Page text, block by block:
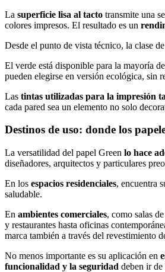
La superficie lisa al tacto transmite una
colores impresos. El resultado es un
Desde el punto de vista técnico, la clase
El verde está disponible para la mayoría
pueden elegirse en versión ecológica, sin
Las tintas utilizadas para la impresión
cada pared sea un elemento no solo
Destinos de uso: donde los
La versatilidad del papel Green lo hace
diseñadores, arquitectos y particulares
En los espacios residenciales, encuentra
saludable.
En ambientes comerciales, como salas
y restaurantes hasta oficinas
marca también a través del revestimiento
No menos importante es su aplicación en
funcionalidad y la seguridad deben ir de